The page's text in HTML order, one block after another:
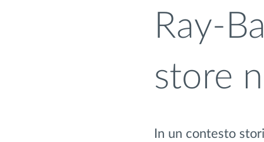
Ray-
store
In un contesto